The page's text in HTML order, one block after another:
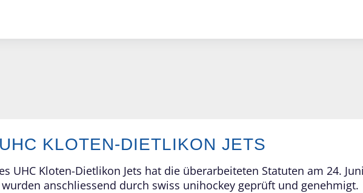
KLOTEN-DIETLIKON JETS
UHC Kloten-Dietlikon Jets hat die überarbeiteten Statuten am 24.
anschliessend durch swiss unihockey geprüft und genehmigt.